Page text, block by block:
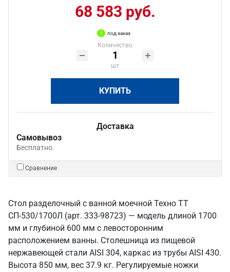
68 583 руб.
под заказ
Количество
шт
КУПИТЬ
Доставка
Самовывоз
Бесплатно.
Сравнение
Стол разделочный с ванной моечной Техно ТТ
СП-530/1700Л (арт. 333-98723) — модель длиной 1700
мм и глубиной 600 мм с левосторонним
расположением ванны. Столешница из пищевой
нержавеющей стали AISI 304, каркас из трубы AISI 430.
Высота 850 мм, вес 37.9 кг. Регулируемые ножки